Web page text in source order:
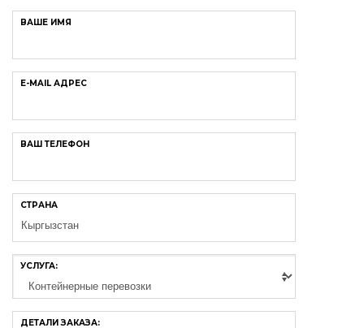
ВАШЕ ИМЯ
E-MAIL АДРЕС
ВАШ ТЕЛЕФОН
СТРАНА
УСЛУГА:
ДЕТАЛИ ЗАКАЗА: